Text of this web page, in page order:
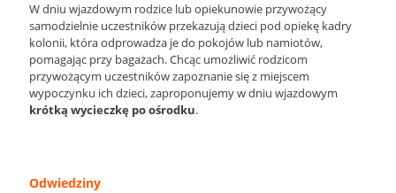
W dniu wjazdowym rodzice lub opiekunowie przywożący
samodzielnie uczestników przekazują dzieci pod opiekę kadry
kolonii, która odprowadza je do pokojów lub namiotów,
pomagając przy bagażach. Chcąc umożliwić rodzicom
przywożącym uczestników zapoznanie się z miejscem
wypoczynku ich dzieci, zaproponujemy w dniu wjazdowym
krótką wycieczkę po ośrodku.
Odwiedziny